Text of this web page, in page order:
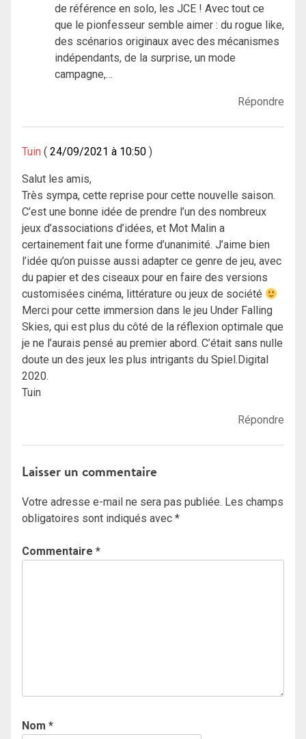
de référence en solo, les JCE ! Avec tout ce
que le pionfesseur semble aimer : du rogue like,
des scénarios originaux avec des mécanismes
indépendants, de la surprise, un mode
campagne,…
Répondre
Tuin 24/09/2021 à 10:50
Salut les amis,
Très sympa, cette reprise pour cette nouvelle saison.
C’est une bonne idée de prendre l’un des nombreux
jeux d’associations d’idées, et Mot Malin a
certainement fait une forme d’unanimité. J’aime bien
l’idée qu’on puisse aussi adapter ce genre de jeu, avec
du papier et des ciseaux pour en faire des versions
customisées cinéma, littérature ou jeux de société
Merci pour cette immersion dans le jeu Under Falling
Skies, qui est plus du côté de la réflexion optimale que
je ne l’aurais pensé au premier abord. C’était sans nulle
doute un des jeux les plus intrigants du Spiel.Digital
2020.
Tuin
Répondre
Laisser un commentaire
Votre adresse e-mail ne sera pas publiée. Les champs
obligatoires sont indiqués avec *
Commentaire *
Nom *